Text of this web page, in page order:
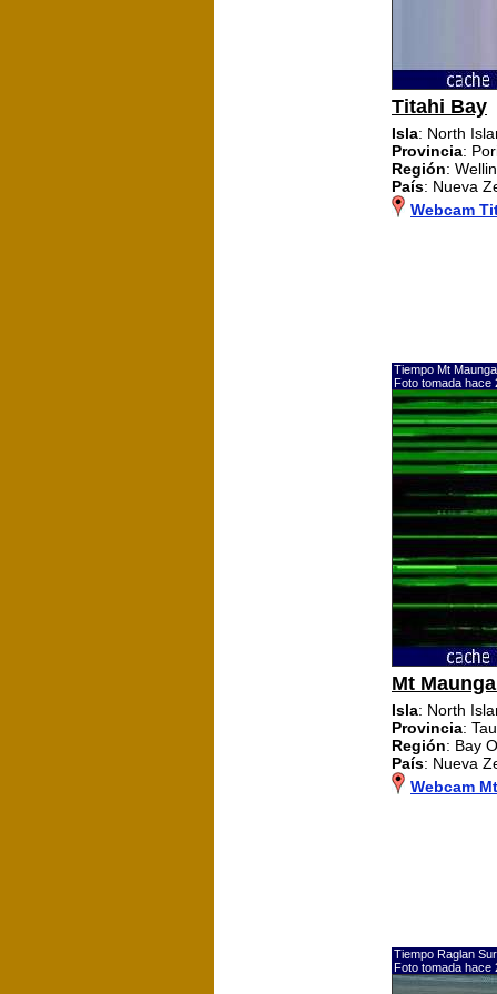
Titahi Bay
Isla: North
Provincia:
Región:
País: Nueva
Webcam
Tiempo Mt
Foto tomada hace
Mt
Isla: North
Provincia:
Región: Bay
País: Nueva
Webcam
Tiempo Raglan
Foto tomada hace